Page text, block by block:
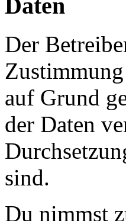
Daten
Der
auf Grund
der Daten
sind.
Du nimmst